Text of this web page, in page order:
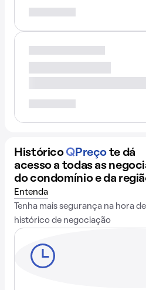
Histórico QPreço te dá
acesso a todas as
do condomínio e da
Entenda
Tenha mais segurança na hora
histórico de negociação